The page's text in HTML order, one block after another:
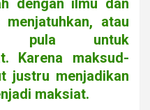
dengan ilmu dan
atau
pula untuk
Karena maksud-
justru menjadikan
maksiat.